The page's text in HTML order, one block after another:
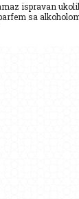
ispravan
sa